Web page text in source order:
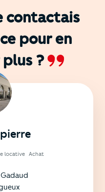
contactais
pour en
plus ?
locative Achat